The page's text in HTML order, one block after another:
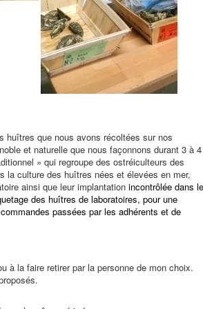
huîtres que nous avons récoltées sur nos
et naturelle que nous façonnons durant 3 à 4
» qui regroupe des ostréiculteurs des
la culture des huîtres nées et élevées en mer,
ainsi que leur implantation incontrôlée dans le
des huîtres de laboratoires, pour une
passées par les adhérents et de
à la faire retirer par la personne de mon choix.